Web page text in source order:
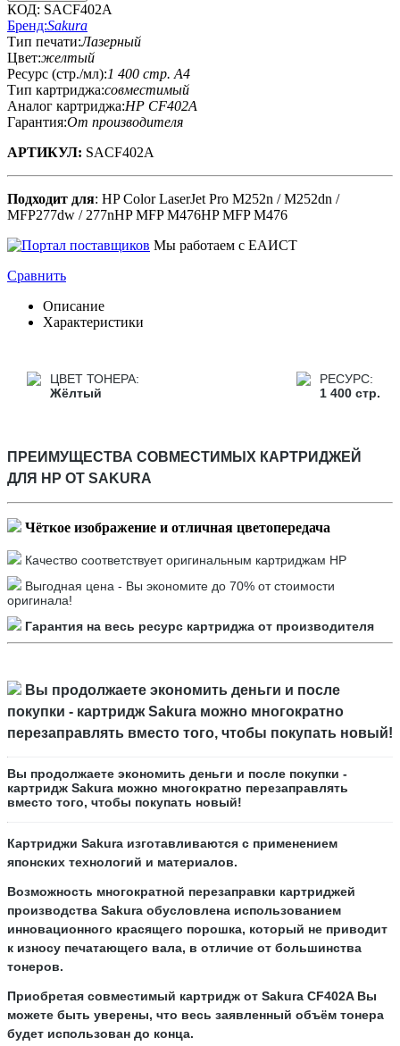
КОД: SACF402A
Бренд:Sakura
Тип печати:Лазерный
Цвет:желтый
Ресурс (стр./мл):1 400 стр. А4
Тип картриджа:совместимый
Аналог картриджа:HP CF402A
Гарантия:От производителя
АРТИКУЛ: SACF402A
Подходит для: HP Color LaserJet Pro M252n / M252dn /
MFP277dw / 277nHP MFP M476HP MFP M476
Мы работаем с ЕАИСТ
Сравнить
Описание
Характеристики
ЦВЕТ ТОНЕРА:
Жёлтый
РЕСУРС:
1 400 стр.
ПРЕИМУЩЕСТВА СОВМЕСТИМЫХ КАРТРИДЖЕЙ
ДЛЯ HP ОТ SAKURA
Чёткое изображение и отличная цветопередача
Качество соответствует оригинальным картриджам HP
Выгодная цена - Вы экономите до 70% от стоимости
оригинала!
Гарантия на весь ресурс картриджа от производителя
Вы продолжаете экономить деньги и после
покупки - картридж Sakura можно многократно
перезаправлять вместо того, чтобы покупать новый!
Вы продолжаете экономить деньги и после покупки -
картридж Sakura можно многократно перезаправлять
вместо того, чтобы покупать новый!
Картриджи Sakura изготавливаются с применением
японских технологий и материалов.
Возможность многократной перезаправки картриджей
производства Sakura обусловлена использованием
инновационного красящего порошка, который не приводит
к износу печатающего вала, в отличие от большинства
тонеров.
Приобретая совместимый картридж от Sakura CF402AВы
можете быть уверены, что весь заявленный объём тонера
будет использован до конца.